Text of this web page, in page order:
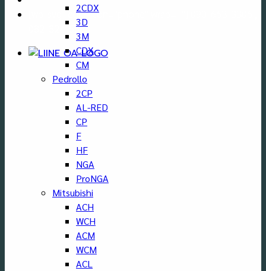
[wp-svg-icons icon="phone" wrap="i"] 090-663-3306 ,
082-324-5668
2CDX
3D
3M
CDX
CM
Pedrollo
2CP
AL-RED
CP
F
HF
NGA
ProNGA
Mitsubishi
ACH
WCH
ACM
WCM
ACL